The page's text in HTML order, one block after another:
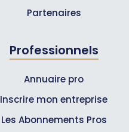
Partenaires
Professionnels
Annuaire pro
Inscrire mon entreprise
Les Abonnements Pros